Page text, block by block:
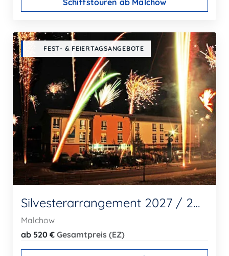
FEST- & FEIERTAGSANGEBOTE
Silvesterarrangement 2027 / 2026 ausgebucht
Malchow
ab 520 € Gesamtpreis (EZ)